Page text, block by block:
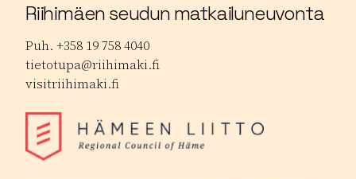
Riihimäen seudun matkailuneuvonta
Puh. +358 19 758 4040
tietotupa@riihimaki.fi
visitriihimaki.fi